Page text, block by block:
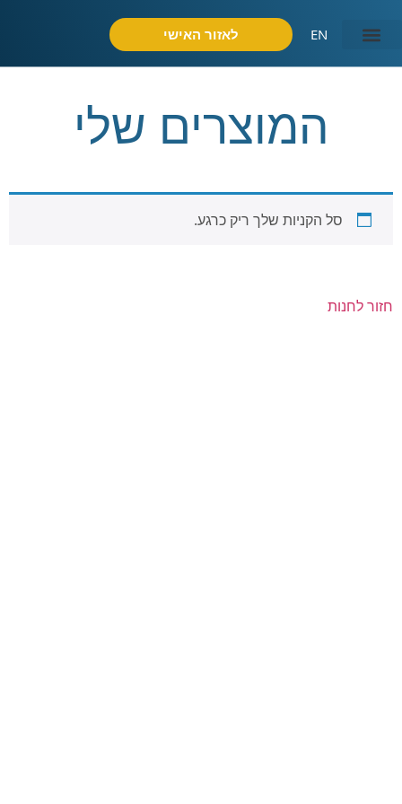
EN לאזור האישי
המוצרים שלי
סל הקניות שלך ריק כרגע.
חזור לחנות